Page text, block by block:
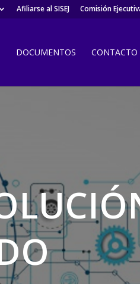
Afiliarse al SISEJ Comisión
DOCUMENTOS CONTACTO